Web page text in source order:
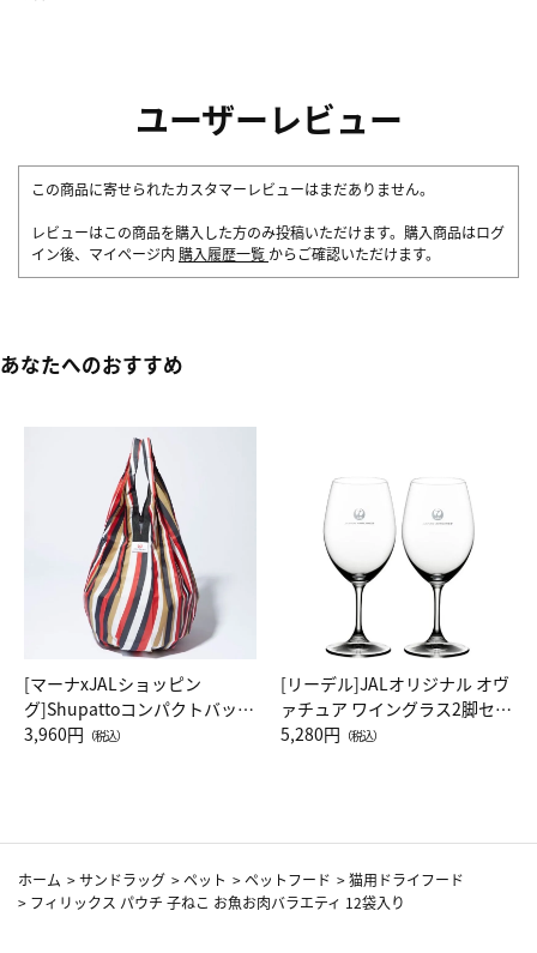
ユーザーレビュー
この商品に寄せられたカスタマーレビューはまだありません。
レビューはこの商品を購入した方のみ投稿いただけます。購入商品はログ
イン後、マイページ内 購入履歴一覧 からご確認いただけます。
あなたへのおすすめ
[マーナxJALショッピン
グ]Shupattoコンパクトバッグ
Drop JAL客室乗務員（LC）ス
3,960円 （税込）
[リーデル]JALオリジナル オヴ
ァチュア ワイングラス2脚セッ
ト（レッドワイン）
5,280円 （税込）
ホーム >サンドラッグ >ペット >ペットフード >猫用ドライフード
> フィリックス パウチ 子ねこ お魚お肉バラエティ 12袋入り